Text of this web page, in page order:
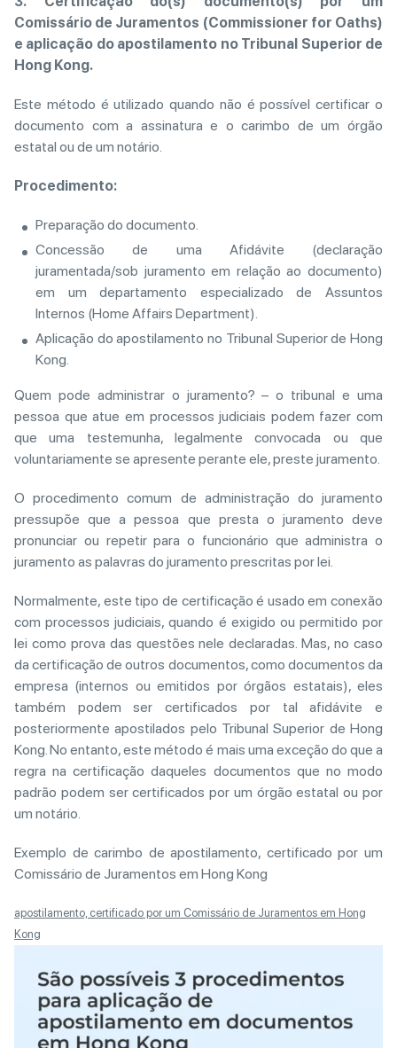
Comissário de Juramentos (Commissioner for Oaths)
e aplicação do apostilamento no Tribunal Superior de
Hong Kong.
Este método é utilizado quando não é possível certificar o
documento com a assinatura e o carimbo de um órgão
estatal ou de um notário.
Procedimento:
Preparação do documento.
Concessão de uma Afidávite (declaração
juramentada/sob juramento em relação ao documento)
em um departamento especializado de Assuntos
Internos (Home Affairs Department).
Aplicação do apostilamento no Tribunal Superior de Hong
Kong.
Quem pode administrar o juramento? – o tribunal e uma
pessoa que atue em processos judiciais podem fazer com
que uma testemunha, legalmente convocada ou que
voluntariamente se apresente perante ele, preste juramento.
O procedimento comum de administração do juramento
pressupõe que a pessoa que presta o juramento deve
pronunciar ou repetir para o funcionário que administra o
juramento as palavras do juramento prescritas por lei.
Normalmente, este tipo de certificação é usado em conexão
com processos judiciais, quando é exigido ou permitido por
lei como prova das questões nele declaradas. Mas, no caso
da certificação de outros documentos, como documentos da
empresa (internos ou emitidos por órgãos estatais), eles
também podem ser certificados por tal afidávite e
posteriormente apostilados pelo Tribunal Superior de Hong
Kong. No entanto, este método é mais uma exceção do que a
regra na certificação daqueles documentos que no modo
padrão podem ser certificados por um órgão estatal ou por
um notário.
Exemplo de carimbo de apostilamento, certificado por um
Comissário de Juramentos em Hong Kong
apostilamento, certificado por um Comissário de Juramentos em Hong
Kong